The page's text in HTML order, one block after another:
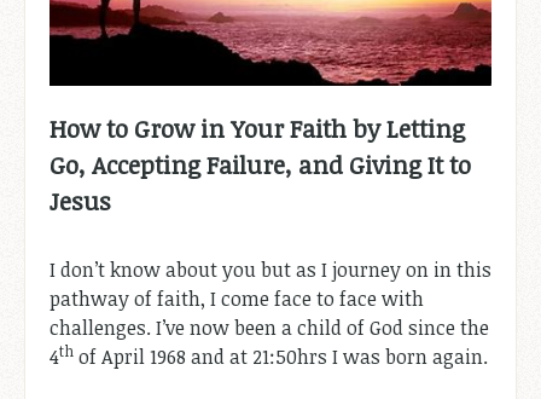
How to Grow in Your Faith by Letting
Go, Accepting Failure, and Giving It to
Jesus
I don’t know about you but as I journey on in this
pathway of faith, I come face to face with
challenges. I’ve now been a child of God since the
4th of April 1968 and at 21:50hrs I was born again.